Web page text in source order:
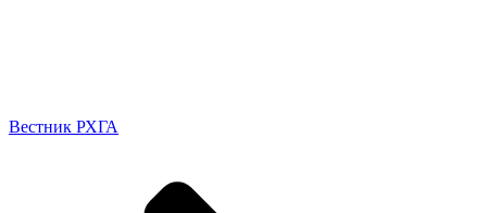
Вестник РХГА